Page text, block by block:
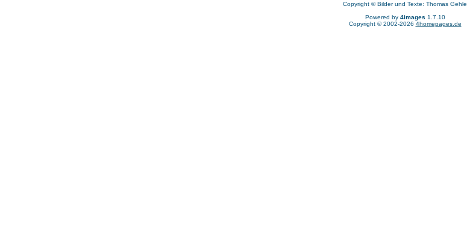
Copyright © Bilder und Texte: Thomas Gehle
Powered by 4images 1.7.10
Copyright © 2002-2026 4homepages.de